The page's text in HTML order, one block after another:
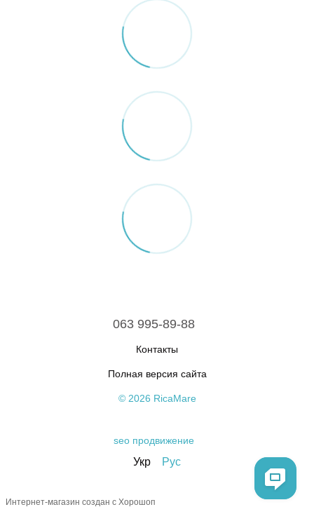
063 995-89-88
Контакты
Полная версия сайта
© 2026 RicaMare
seo продвижение
Укр Рус
Интернет-магазин создан с Хорошоп